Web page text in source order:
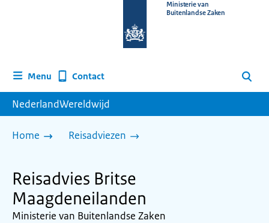
homepage
Ministerie van
Buitenlandse Zaken
Menu Contact Zoeken
NederlandWereldwijd
Home Reisadviezen
Reisadvies Britse
Maagdeneilanden
Ministerie van Buitenlandse Zaken